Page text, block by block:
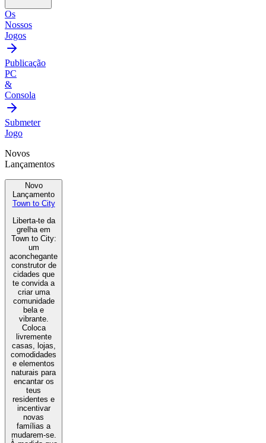
Os
Nossos
Jogos
Publicação
PC
&
Consola
Submeter
Jogo
Novos
Lançamentos
Novo
Lançamento
Town to City
Liberta-te da
grelha em
Town to City:
um
aconchegante
construtor de
cidades que
te convida a
criar uma
comunidade
bela e
vibrante.
Coloca
livremente
casas, lojas,
comodidades
e elementos
naturais para
encantar os
teus
residentes e
incentivar
novas
famílias a
mudarem-se.